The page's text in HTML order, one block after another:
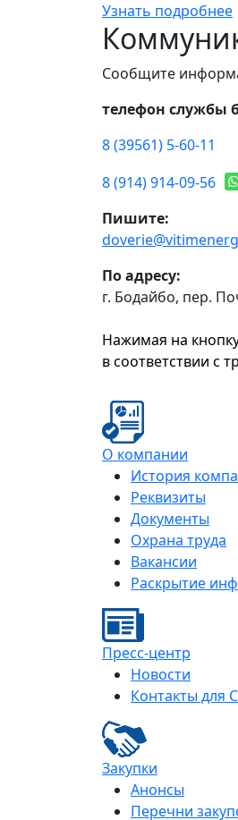
Узнать подробнее
Сообщите
телефон службы
8 (39561) 5-60-11
8 (914) 914-09-56
Пишите:
По адресу:
г. Бодайбо, пер.
Нажимая на
в соответствии с
О компании
История
Реквизиты
Документы
Охрана труда
Вакансии
Раскрытие
Пресс-центр
Новости
Контакты для
Закупки
Анонсы
Перечни